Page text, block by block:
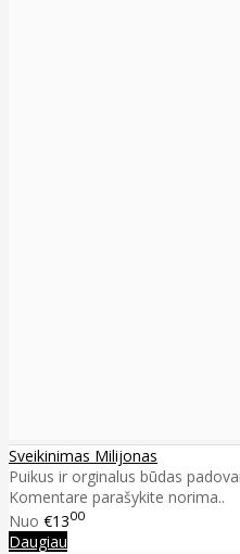
Sveikinimas Milijonas
Puikus ir orginalus būdas
Komentare parašykite norima..
Nuo €1300
Daugiau